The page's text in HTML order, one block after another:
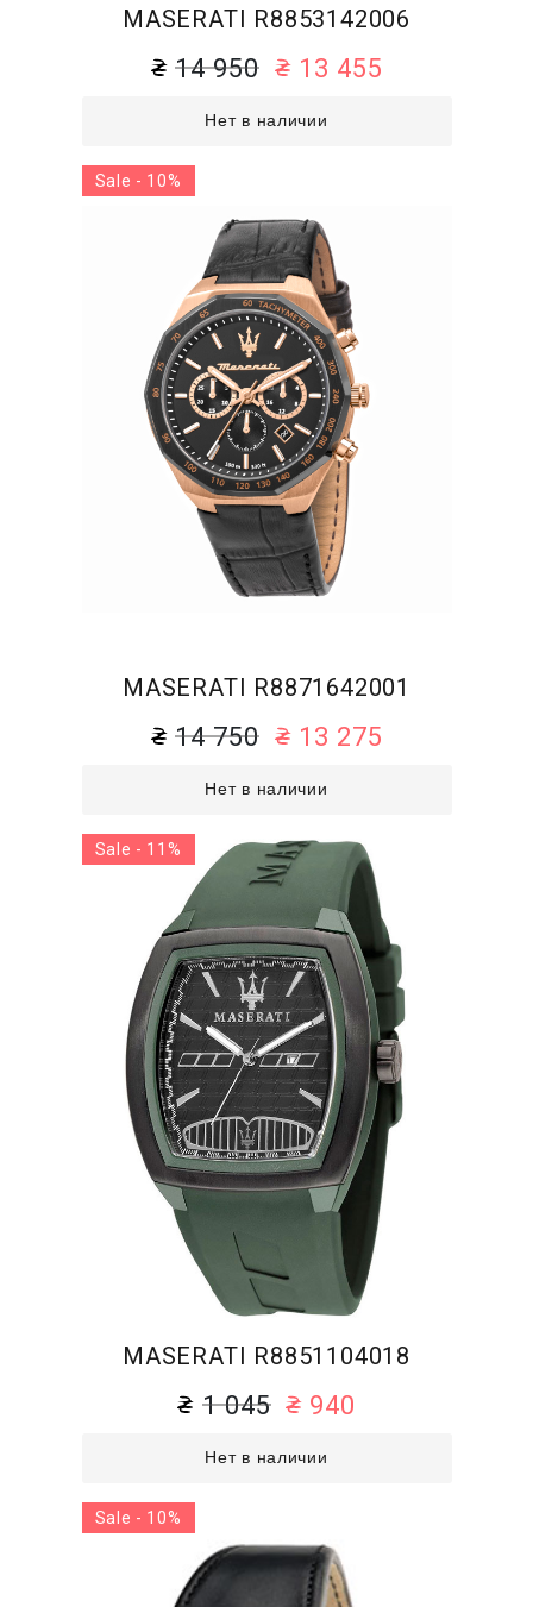
MASERATI R8853142006
14 950 13 455
Нет в наличии
MASERATI R8871642001
14 750 13 275
Нет в наличии
Sale - 10%
MASERATI R8851104018
1 045 940
Нет в наличии
Sale - 11%
Sale - 10%